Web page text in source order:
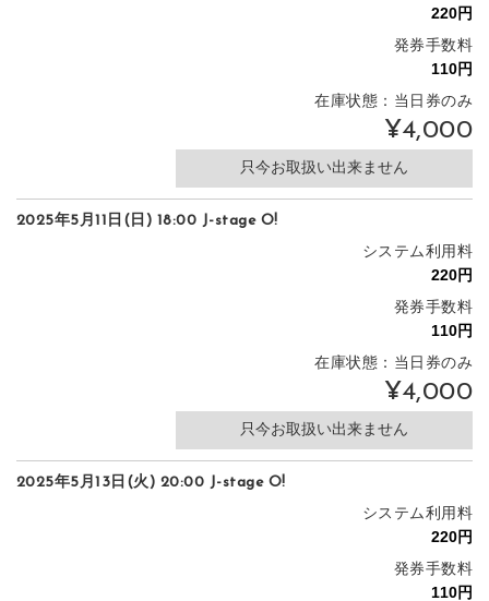
発券手数料
在庫状態：当日券のみ
¥4,000
只今お取扱い出来ません
2025年5月11日(日) 18:00 J-stage O!
システム利用料
発券手数料
在庫状態：当日券のみ
¥4,000
只今お取扱い出来ません
2025年5月13日(火) 20:00 J-stage O!
システム利用料
発券手数料